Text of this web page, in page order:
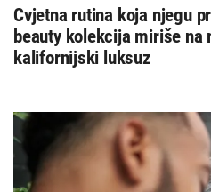
Cvjetna rutina koja njegu
beauty kolekcija miriše na
kalifornijski luksuz